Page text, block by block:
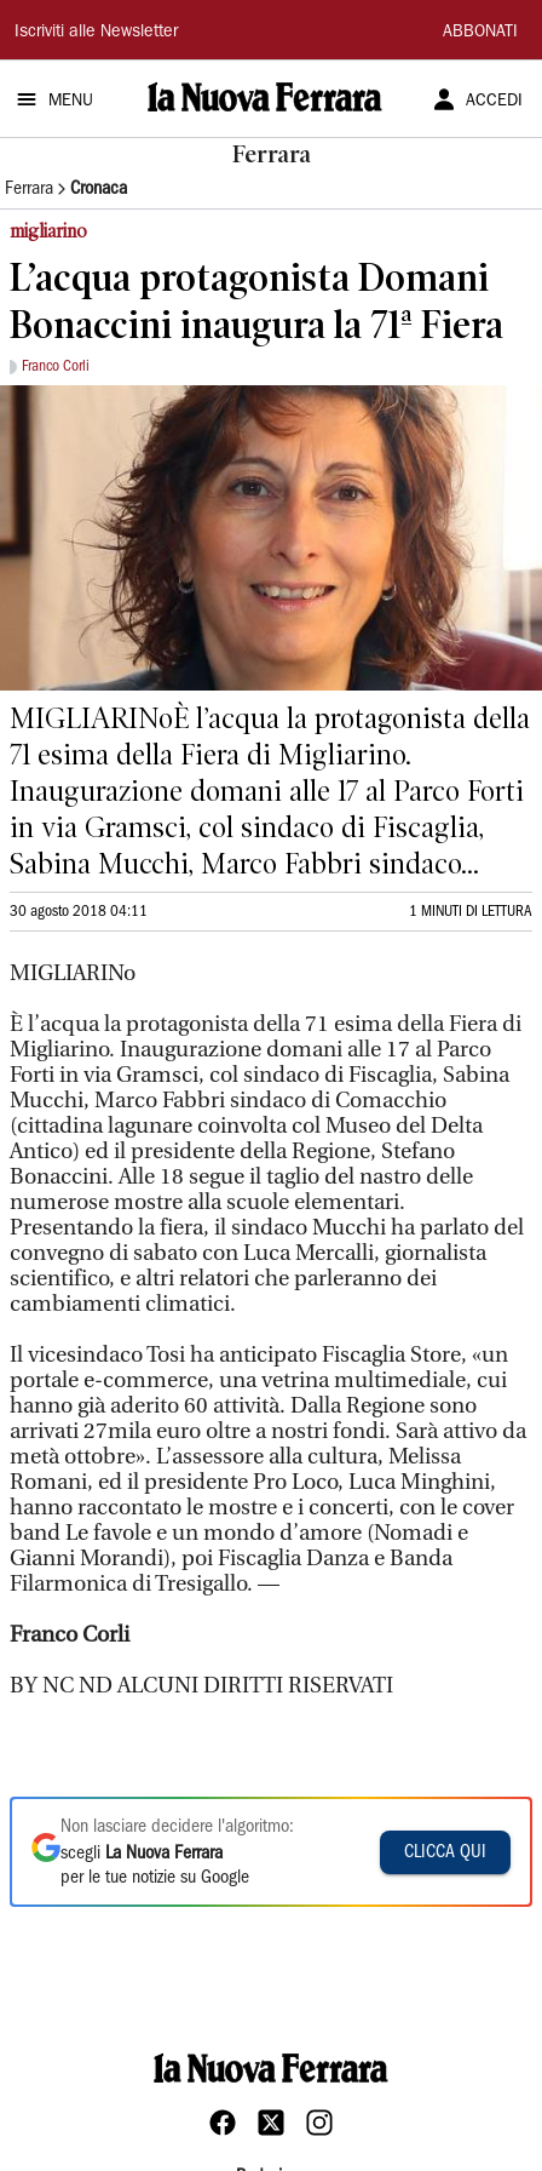
La
Nuova
Ferrara
Iscriviti alle Newsletter ABBONATI
MENU ACCEDI
Ferrara
Ferrara Cronaca
migliarino
L’acqua protagonista Domani
Bonaccini inaugura la 71ª Fiera
Franco Corli
MIGLIARINoÈ l’acqua la protagonista della
71 esima della Fiera di Migliarino.
Inaugurazione domani alle 17 al Parco Forti
in via Gramsci, col sindaco di Fiscaglia,
Sabina Mucchi, Marco Fabbri sindaco...
30 agosto 2018 04:11 1 MINUTI DI LETTURA
MIGLIARINo
È l’acqua la protagonista della 71 esima della Fiera di
Migliarino. Inaugurazione domani alle 17 al Parco
Forti in via Gramsci, col sindaco di Fiscaglia, Sabina
Mucchi, Marco Fabbri sindaco di Comacchio
(cittadina lagunare coinvolta col Museo del Delta
Antico) ed il presidente della Regione, Stefano
Bonaccini. Alle 18 segue il taglio del nastro delle
numerose mostre alla scuole elementari.
Presentando la fiera, il sindaco Mucchi ha parlato del
convegno di sabato con Luca Mercalli, giornalista
scientifico, e altri relatori che parleranno dei
cambiamenti climatici.
Il vicesindaco Tosi ha anticipato Fiscaglia Store, «un
portale e-commerce, una vetrina multimediale, cui
hanno già aderito 60 attività. Dalla Regione sono
arrivati 27mila euro oltre a nostri fondi. Sarà attivo da
metà ottobre». L’assessore alla cultura, Melissa
Romani, ed il presidente Pro Loco, Luca Minghini,
hanno raccontato le mostre e i concerti, con le cover
band Le favole e un mondo d’amore (Nomadi e
Gianni Morandi), poi Fiscaglia Danza e Banda
Filarmonica di Tresigallo. —
Franco Corli
BY NC ND ALCUNI DIRITTI RISERVATI
Non lasciare decidere l'algoritmo:
scegli La Nuova Ferrara
per le tue notizie su Google
CLICCA QUI